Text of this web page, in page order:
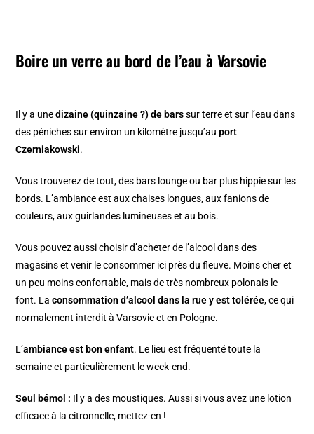
Boire un verre au bord de l’eau à Varsovie
Il y a unedizaine (quinzaine ?) de barssur terre et sur l’eau dans
des péniches sur environ un kilomètre jusqu’auport
Czerniakowski.
Vous trouverez de tout, des bars lounge ou bar plus hippie sur les
bords. L’ambiance est aux chaises longues, aux fanions de
couleurs, aux guirlandes lumineuses et au bois.
Vous pouvez aussi choisir d’acheter de l’alcool dans des
magasins et venir le consommer ici près du fleuve. Moins cher et
un peu moins confortable, mais de très nombreux polonais le
font. Laconsommation d’alcool dans la rue y est tolérée, ce qui
normalement interdit à Varsovie et en Pologne.
L’ambiance est bon enfant. Le lieu est fréquenté toute la
semaine et particulièrement le week-end.
Seul bémol : Il y a des moustiques. Aussi si vous avez une lotion
efficace à la citronnelle, mettez-en !